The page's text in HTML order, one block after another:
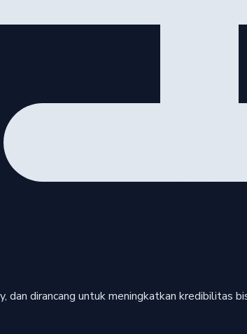
dirancang untuk meningkatkan kredibilitas